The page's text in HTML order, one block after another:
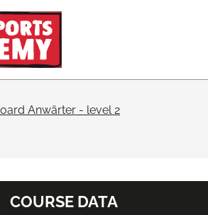
Anwärter - level 2
COURSE DATA